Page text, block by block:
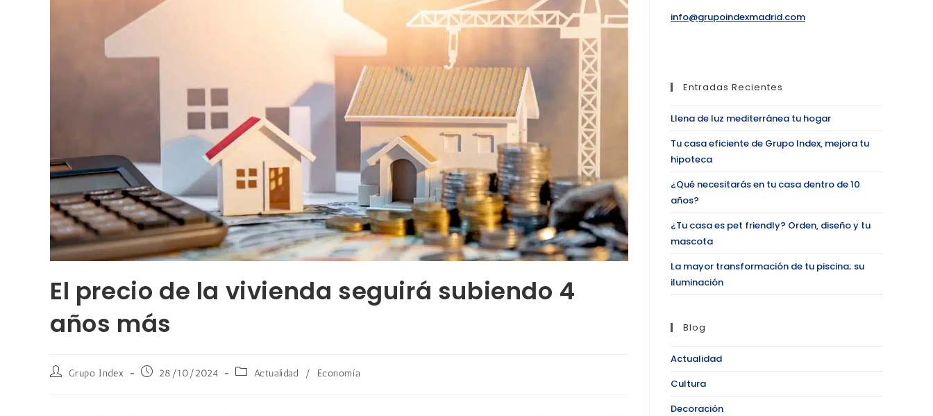
El precio de la vivienda seguirá subiendo 4
años más
Grupo Index 28/10/2024 Actualidad / Economía
info@grupoindexmadrid.com
Entradas Recientes
Llena de luz mediterránea tu hogar
Tu casa eficiente de Grupo Index, mejora tu
hipoteca
¿Qué necesitarás en tu casa dentro de 10
años?
¿Tu casa es pet friendly? Orden, diseño y tu
mascota
La mayor transformación de tu piscina; su
iluminación
Blog
Actualidad
Cultura
Decoración